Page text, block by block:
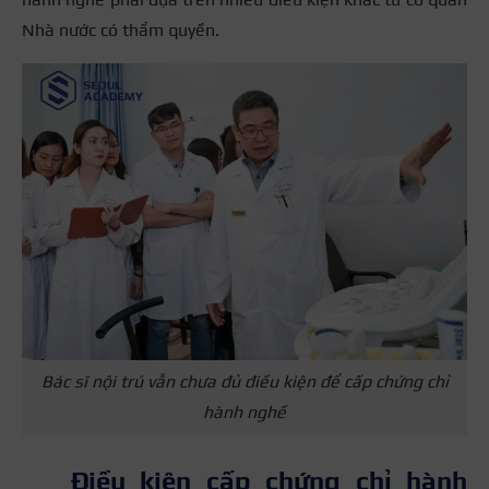
Nhà nước có thẩm quyền.
Bác sĩ nội trú vẫn chưa đủ điều kiện để cấp chứng chỉ
hành nghề
Điều kiện cấp chứng chỉ hành